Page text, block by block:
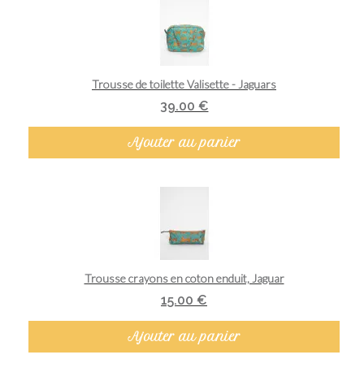
Aperçu rapide
Trousse de toilette Valisette - Jaguars
39.00 €
Ajouter au panier
Aperçu rapide
Trousse crayons en coton enduit, Jaguar
15.00 €
Ajouter au panier